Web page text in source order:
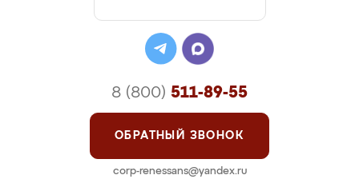
8 (800) 511-89-55
ОБРАТНЫЙ ЗВОНОК
corp-renessans@yandex.ru